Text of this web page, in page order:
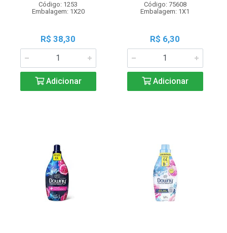
Código: 1253
Embalagem: 1X20
R$ 38,30
Adicionar
Código: 75608
Embalagem: 1X1
R$ 6,30
Adicionar